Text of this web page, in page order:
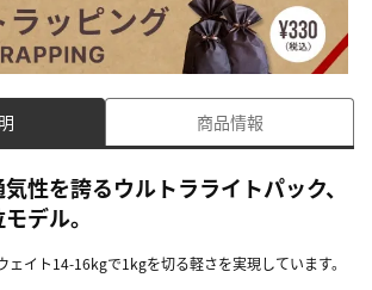
商品情報
性を誇るウルトラライトパック、
デル。
ェイト14-16kgで1kgを切る軽さを実現しています。